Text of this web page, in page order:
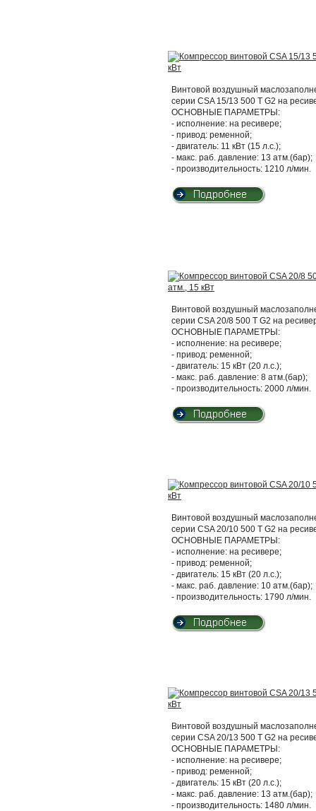
Винтовой воздушный
серии CSA 15/13 500 T G2 на
ОСНОВНЫЕ ПАРАМЕТРЫ:
- исполнение: на ресивере;
- привод: ременной;
- двигатель: 11 кВт (15 л.с.);
- макс. раб. давление: 13 атм.(бар);
- производительность: 1210 л/мин.
Винтовой воздушный
серии CSA 20/8 500 T G2 на
ОСНОВНЫЕ ПАРАМЕТРЫ:
- исполнение: на ресивере;
- привод: ременной;
- двигатель: 15 кВт (20 л.с.);
- макс. раб. давление: 8 атм.(бар);
- производительность: 2000 л/мин.
Винтовой воздушный
серии CSA 20/10 500 T G2 на
ОСНОВНЫЕ ПАРАМЕТРЫ:
- исполнение: на ресивере;
- привод: ременной;
- двигатель: 15 кВт (20 л.с.);
- макс. раб. давление: 10 атм.(бар);
- производительность: 1790 л/мин.
Винтовой воздушный
серии CSA 20/13 500 T G2 на
ОСНОВНЫЕ ПАРАМЕТРЫ:
- исполнение: на ресивере;
- привод: ременной;
- двигатель: 15 кВт (20 л.с.);
- макс. раб. давление: 13 атм.(бар);
- производительность: 1480 л/мин.